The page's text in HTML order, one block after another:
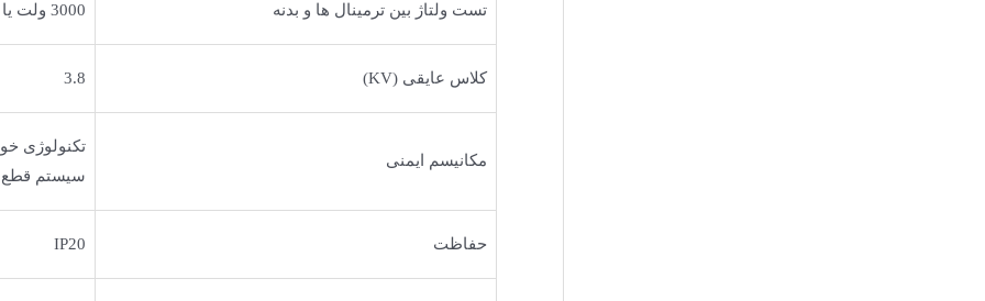
تست ولتاژ بین ترمینال ها و بدنه 3000 ولت یا 2UN+2000 هرکدام بزرگتر باشد
کلاس عایقی (KV) 3.8
مکانیسم ایمنی
تکنولوژی
سیستم قطع
حفاظت IP20